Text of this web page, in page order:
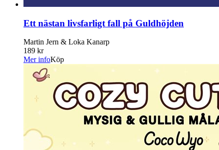
Ett nästan livsfarligt fall på Guldhöjden
Martin Jern & Loka Kanarp
189 kr
Mer infoKöp